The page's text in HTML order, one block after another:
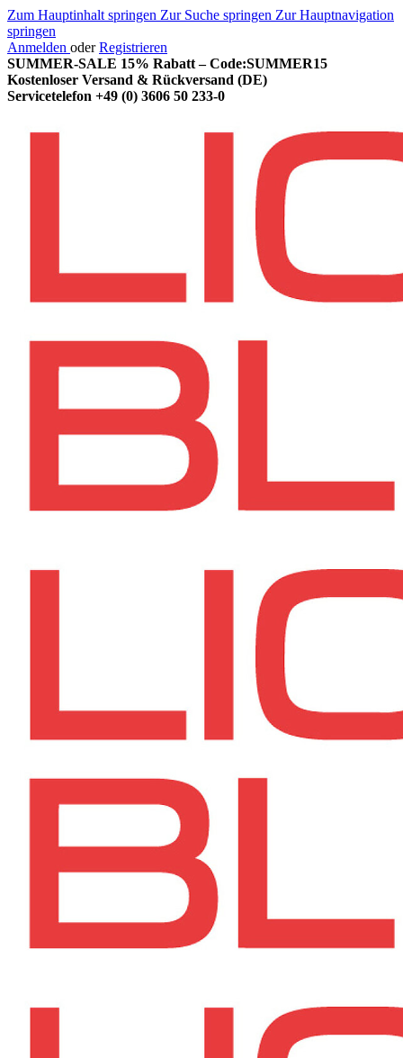
Zum Hauptinhalt springen Zur Suche springen Zur Hauptnavigation
springen
Anmelden oder Registrieren
SUMMER-SALE 15% Rabatt – Code:SUMMER15
Kostenloser Versand & Rückversand (DE)
Servicetelefon +49 (0) 3606 50 233-0